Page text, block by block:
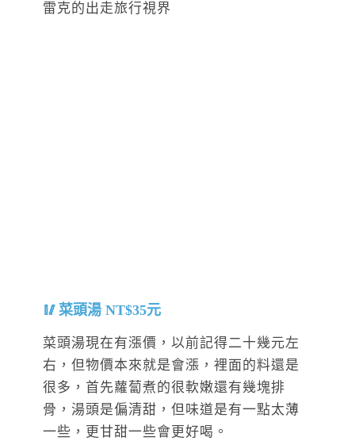
菜頭湯 NT$35元
菜頭湯現在有漲價，以前記得二十幾元左
右，但物價本來就是會漲，裡面的料還是
很多，首先蘿蔔煮的很軟嫩還有幾塊排
骨，湯頭是偏清甜，但味道是有一點太薄
一些，更甘甜一些會更好喝。